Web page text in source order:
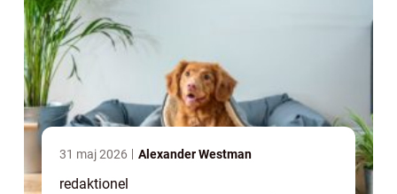
31 maj 2026 Alexander Westman
redaktionel